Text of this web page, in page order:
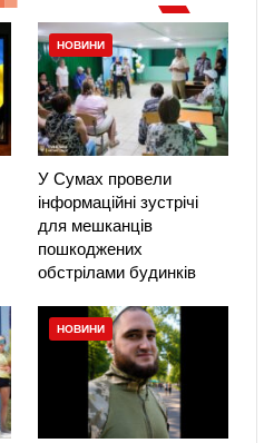
НОВИНИ
У Сумах провели
інформаційні зустрічі
для мешканців
пошкоджених
обстрілами будинків
НОВИНИ